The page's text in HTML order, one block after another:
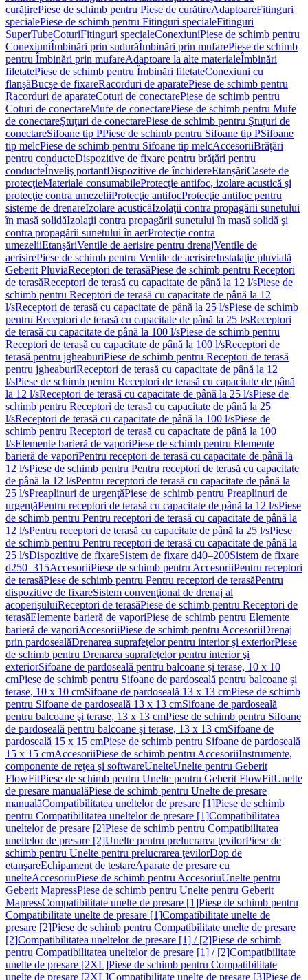
curățirePiese de schimb pentru Piese de curățireAdaptoareFitinguri
specialePiese de schimb pentru Fitinguri specialeFitinguri
SuperTubeCoturiFitinguri specialeConexiuniPiese de schimb pentru
ConexiuniÎmbinări prin sudurăÎmbinări prin mufarePiese de schimb
pentru Îmbinări prin mufareAdaptoare la alte materialeÎmbinări
filetatePiese de schimb pentru Îmbinări filetateConexiuni cu
flanşăBucşe de fixareRacorduri de aparatePiese de schimb pentru
Racorduri de aparateCoturi de conectarePiese de schimb pentru
Coturi de conectareMufe de conectarePiese de schimb pentru Mufe
de conectareŞtuţuri de conectarePiese de schimb pentru Ştuţuri de
conectareSifoane tip PPiese de schimb pentru Sifoane tip PSifoane
tip melcPiese de schimb pentru Sifoane tip melcAccesoriiBrăţări
pentru conducteDispozitive de fixare pentru brăţări pentru
conducteÎnveliş portantDispozitive de închidereEtanșăriCasete de
protecţieMateriale consumabileProtecţie antifoc, izolare acustică şi
protecţie contra umezeliiProtecţie antifocProtecţie antifoc pentru
sisteme de drenareIzolare acusticăIzolaţii contra propagării sunetului
în masă solidăIzolaţii contra propagării sunetului în masă solidă şi
contra propagării sunetului în aerProtecţie contra
umezeliiEtanşăriVentile de aerisire pentru drenajVentile de
aerisirePiese de schimb pentru Ventile de aerisireInstalaţie pluvială
Geberit PluviaReceptori de terasăPiese de schimb pentru Receptori
de terasăReceptori de terasă cu capacitate de până la 12 l/sPiese de
schimb pentru Receptori de terasă cu capacitate de până la 12
l/sReceptori de terasă cu capacitate de până la 25 l/sPiese de schimb
pentru Receptori de terasă cu capacitate de până la 25 l/sReceptori
de terasă cu capacitate de până la 100 l/sPiese de schimb pentru
Receptori de terasă cu capacitate de până la 100 l/sReceptori de
terasă pentru jgheaburiPiese de schimb pentru Receptori de terasă
pentru jgheaburiReceptori de terasă cu capacitate de până la 12
l/sPiese de schimb pentru Receptori de terasă cu capacitate de până
la 12 l/sReceptori de terasă cu capacitate de până la 25 l/sPiese de
schimb pentru Receptori de terasă cu capacitate de până la 25
l/sReceptori de terasă cu capacitate de până la 100 l/sPiese de
schimb pentru Receptori de terasă cu capacitate de până la 100
l/sElemente barieră de vaporiPiese de schimb pentru Elemente
barieră de vaporiPentru receptori de terasă cu capacitate de până la
12 l/sPiese de schimb pentru Pentru receptori de terasă cu capacitate
de până la 12 l/sPentru receptori de terasă cu capacitate de până la
25 l/sPreaplinuri de urgenţăPiese de schimb pentru Preaplinuri de
urgenţăPentru receptori de terasă cu capacitate de până la 12 l/sPiese
de schimb pentru Pentru receptori de terasă cu capacitate de până la
12 l/sPentru receptori de terasă cu capacitate de până la 25 l/sPiese
de schimb pentru Pentru receptori de terasă cu capacitate de până la
25 l/sDispozitive de fixareSistem de fixare d40–200Sistem de fixare
d250–315AccesoriiPiese de schimb pentru AccesoriiPentru receptori
de terasăPiese de schimb pentru Pentru receptori de terasăPentru
dispozitive de fixareSistem convenţional de drenaj al
acoperişuluiReceptori de terasăPiese de schimb pentru Receptori de
terasăElemente barieră de vaporiPiese de schimb pentru Elemente
barieră de vaporiAccesoriiPiese de schimb pentru AccesoriiDrenaj
prin pardosealăDrenarea suprafeţelor pentru interior şi exteriorPiese
de schimb pentru Drenarea suprafeţelor pentru interior şi
exteriorSifoane de pardoseală pentru balcoane și terase, 10 x 10
cmPiese de schimb pentru Sifoane de pardoseală pentru balcoane și
terase, 10 x 10 cmSifoane de pardoseală 13 x 13 cmPiese de schimb
pentru Sifoane de pardoseală 13 x 13 cmSifoane de pardoseală
pentru balcoane şi terase, 13 x 13 cmPiese de schimb pentru Sifoane
de pardoseală pentru balcoane şi terase, 13 x 13 cmSifoane de
pardoseală 15 x 15 cmPiese de schimb pentru Sifoane de pardoseală
15 x 15 cmAccesoriiPiese de schimb pentru AccesoriiInstrumente,
componente de reţea şi softwareUnelteUnelte pentru Geberit
FlowFitPiese de schimb pentru Unelte pentru Geberit FlowFitUnelte
de presare manualăPiese de schimb pentru Unelte de presare
manualăCompatibilitatea uneltelor de presare [1]Piese de schimb
pentru Compatibilitatea uneltelor de presare [1]Compatibilitatea
uneltelor de presare [2]Piese de schimb pentru Compatibilitatea
uneltelor de presare [2]Unelte pentru prelucrarea ţevilorPiese de
schimb pentru Unelte pentru prelucrarea ţevilorDop de
etanşareEchipament de testareAparate de presare cu
unelteAccesoriuPiese de schimb pentru AccesoriuUnelte pentru
Geberit MapressPiese de schimb pentru Unelte pentru Geberit
MapressCompatibilitate unelte de presare [1]Piese de schimb pentru
Compatibilitate unelte de presare [1]Compatibilitate unelte de
presare [2]Piese de schimb pentru Compatibilitate unelte de presare
[2]Compatibilitatea uneltelor de presare [1] / [2]Piese de schimb
pentru Compatibilitatea uneltelor de presare [1] / [2]Compatibilitate
unelte de presare [2XL]Piese de schimb pentru Compatibilitate
unelte de presare [2XL]Compatibilitate unelte de presare [3]Piese de